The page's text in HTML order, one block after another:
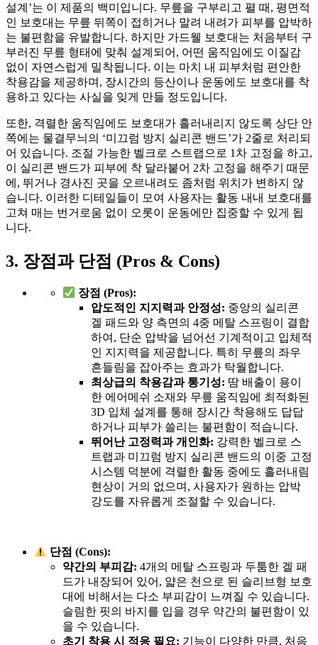
설계’는 이 제품의 백미입니다. 무릎을 구부리고 펼 때, 평면적
인 보호대는 무릎 뒤쪽이 접히거나 말려 내려가 피부를 압박하
는 불편함을 유발합니다. 하지만 가드웰 보호대는 처음부터 구
부러진 무릎 형태에 맞춰 설계되어, 어떤 움직임에도 이질감
없이 자연스럽게 밀착됩니다. 이는 마치 내 피부처럼 편안한
착용감을 제공하며, 장시간의 등산이나 운동에도 보호대를 착
용하고 있다는 사실을 잊게 만들 정도입니다.
또한, 격렬한 움직임에도 보호대가 흘러내리지 않도록 상단 안
쪽에는 물결무늬의 ‘미끄럼 방지 실리콘 밴드’가 2줄로 처리되
어 있습니다. 조절 가능한 벨크로 스트랩으로 1차 고정을 하고,
이 실리콘 밴드가 피부에 착 달라붙어 2차 고정을 해주기 때문
에, 뛰거나 경사진 곳을 오르내려도 좀처럼 위치가 변하지 않
습니다. 이러한 디테일들이 모여 사용자는 활동 내내 보호대를
고쳐 매는 번거로움 없이 오롯이 운동에만 집중할 수 있게 됩
니다.
3. 장점과 단점 (Pros & Cons)
장점 (Pros):
압도적인 지지력과 안정성: 중앙의 실리콘
겔 패드와 양 측면의 4중 메탈 스프링이 결합
하여, 단순 압박을 넘어선 기계적이고 입체적
인 지지력을 제공합니다. 특히 무릎의 좌우
흔들림을 잡아주는 효과가 탁월합니다.
최상급의 착용감과 통기성: 땀 배출이 용이
한 에어메쉬 소재와 무릎 움직임에 최적화된
3D 입체 설계를 통해 장시간 착용해도 답답
하거나 피부가 쓸리는 불편함이 적습니다.
뛰어난 고정력과 개인화: 강력한 벨크로 스
트랩과 미끄럼 방지 실리콘 밴드의 이중 고정
시스템 덕분에 격렬한 활동 중에도 흘러내림
현상이 거의 없으며, 사용자가 원하는 압박
강도를 자유롭게 조절할 수 있습니다.
단점 (Cons):
약간의 부피감: 4개의 메탈 스프링과 두툼한 겔 패
드가 내장되어 있어, 얇은 천으로 된 슬리브형 보호
대에 비해서는 다소 부피감이 느껴질 수 있습니다.
슬림한 핏의 바지를 입을 경우 약간의 불편함이 있
을 수 있습니다.
초기 착용 시 적응 필요: 기능이 다양한 만큼, 처음